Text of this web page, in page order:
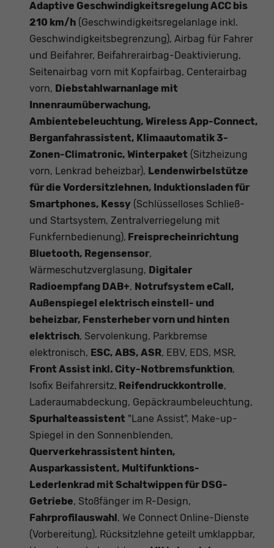
Adaptive Geschwindigkeitsregelung ACC bis
210 km/h (Geschwindigkeitsregelanlage inkl.
Geschwindigkeitsbegrenzung), Airbag für Fahrer
und Beifahrer, Beifahrerairbag-Deaktivierung,
Seitenairbag vorn mit Kopfairbag, Centerairbag
vorn, Diebstahlwarnanlage mit
Innenraumüberwachung,
Ambientebeleuchtung, Wireless App-Connect,
Berganfahrassistent, Klimaautomatik 3-
Zonen-Climatronic, Winterpaket (Sitzheizung
vorn, Lenkrad beheizbar), Lendenwirbelstütze
für die Vordersitzlehnen, Induktionsladen für
Smartphones, Kessy (Schlüsselloses Schließ-
und Startsystem, Zentralverriegelung mit
Funkfernbedienung), Freisprecheinrichtung
Bluetooth, Regensensor,
Wärmeschutzverglasung, Digitaler
Radioempfang DAB+, Notrufsystem eCall,
Außenspiegel elektrisch einstell- und
beheizbar, Fensterheber vorn und hinten
elektrisch, Servolenkung, Parkbremse
elektronisch, ESC, ABS, ASR, EBV, EDS, MSR,
Front Assist inkl. City-Notbremsfunktion,
Isofix Beifahrersitz, Reifendruckkontrolle,
Laderaumabdeckung, Gepäckraumbeleuchtung,
Spurhalteassistent "Lane Assist", Make-up-
Spiegel in den Sonnenblenden,
Querverkehrassistent hinten,
Ausparkassistent, Multifunktions-
Lederlenkrad mit Schaltwippen für DSG-
Getriebe, Stoßfänger im R-Design,
Fahrprofilauswahl , We Connect Online-Dienste
(Vorbereitung), Rücksitzlehne geteilt umklappbar,